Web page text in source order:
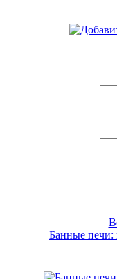
Банные печи: